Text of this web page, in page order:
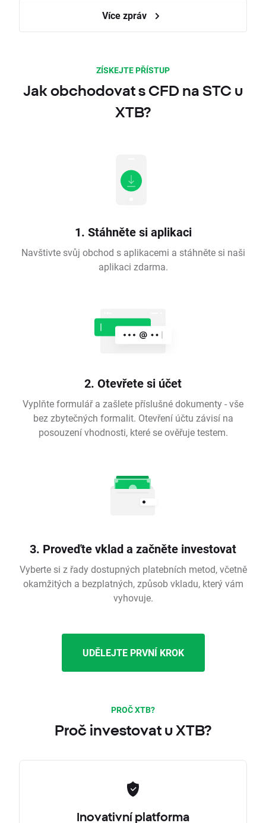
Více zpráv
ZÍSKEJTE PŘÍSTUP
Jak obchodovat s CFD na STC u
XTB?
1. Stáhněte si aplikaci
Navštivte svůj obchod s aplikacemi a stáhněte si naši
aplikaci zdarma.
2. Otevřete si účet
Vyplňte formulář a zašlete příslušné dokumenty - vše
bez zbytečných formalit. Otevření účtu závisí na
posouzení vhodnosti, které se ověřuje testem.
3. Proveďte vklad a začněte investovat
Vyberte si z řady dostupných platebních metod, včetně
okamžitých a bezplatných, způsob vkladu, který vám
vyhovuje.
UDĚLEJTE PRVNÍ KROK
PROČ XTB?
Proč investovat u XTB?
Inovativní platforma